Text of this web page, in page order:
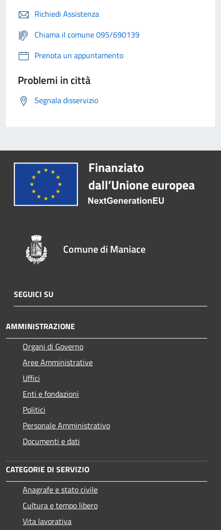
Richiedi Assistenza
Chiama il comune 095/690139
Prenota un appuntamento
Problemi in città
Segnala disservizio
Comune di Maniace
SEGUICI SU
AMMINISTRAZIONE
Organi di Governo
Aree Amministrative
Uffici
Enti e fondazioni
Politici
Personale Amministrativo
Documenti e dati
CATEGORIE DI SERVIZIO
Anagrafe e stato civile
Cultura e tempo libero
Vita lavorativa